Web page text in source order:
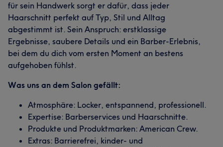
für sein Handwerk sorgt er dafür, dass jeder
Haarschnitt perfekt auf Typ, Stil und Alltag
abgestimmt ist. Sein Anspruch: erstklassige
Ergebnisse, saubere Details und ein Barber-Erlebnis,
bei dem du dich vom ersten Moment an bestens
aufgehoben fühlst.
Was uns an dem Salon gefällt:
Atmosphäre: Locker, entspannend, professionell.
Expertise: Barberservices und Haarschnitte.
Produkte und Produktmarken: American Crew.
Extras: Barrierefrei, kinder- und